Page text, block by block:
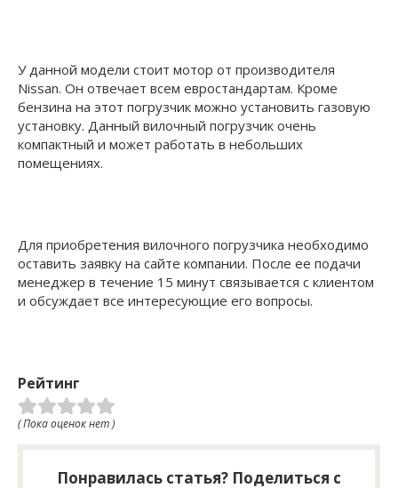
У данной модели стоит мотор от производителя
Nissan. Он отвечает всем евростандартам. Кроме
бензина на этот погрузчик можно установить газовую
установку. Данный вилочный погрузчик очень
компактный и может работать в небольших
помещениях.
Для приобретения вилочного погрузчика необходимо
оставить заявку на сайте компании. После ее подачи
менеджер в течение 15 минут связывается с клиентом
и обсуждает все интересующие его вопросы.
Рейтинг
( Пока оценок нет )
Понравилась статья? Поделиться с